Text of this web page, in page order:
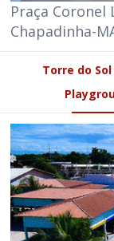
Praça Coronel
Chapadinha-
Torre do